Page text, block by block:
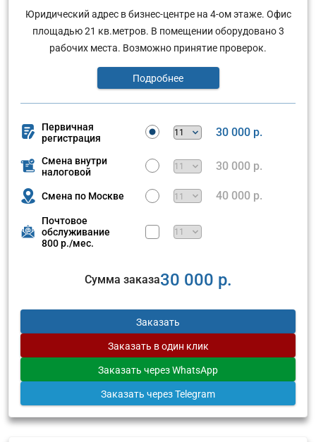
Юридический адрес в бизнес-центре на 4-ом этаже. Офис
площадью 21 кв.метров. В помещении оборудовано 3
рабочих места. Возможно принятие проверок.
Подробнее
Первичная
регистрация
30 000 р.
Смена внутри
налоговой
30 000 р.
Смена по Москве 40 000 р.
Почтовое
обслуживание
800 р./мес.
Сумма заказа30 000 р.
Заказать
Заказать в один клик
Заказать через WhatsApp
Заказать через Telegram